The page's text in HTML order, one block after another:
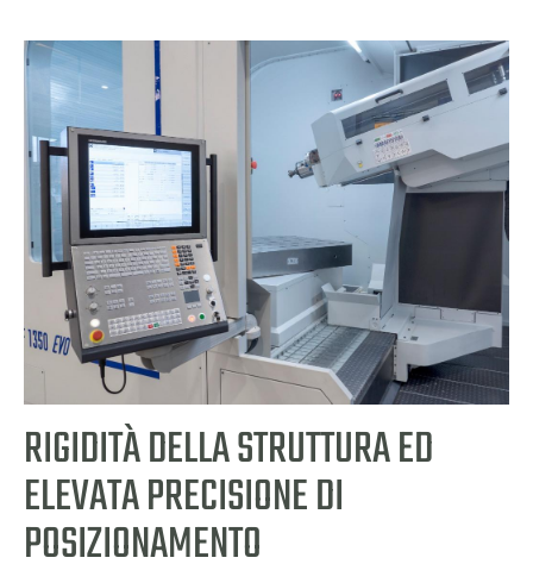
RIGIDITÀ DELLA STRUTTURA ED
ELEVATA PRECISIONE DI
POSIZIONAMENTO